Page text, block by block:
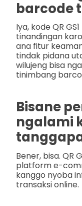
barcode
Iya, kode QR
tinandingan
ana fitur
tindak pidana
wilujeng bisa
tinimbang
Bisane
ngalami
Bener, bisa. QR
platform e-
kanggo nyoba
transaksi online.